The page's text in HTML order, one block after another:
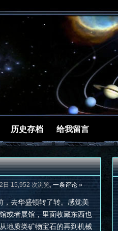
历史存档 给我留言
日 15,952 次浏览, 一条评论 »
去华盛顿转了转。感觉美
或者展馆，里面收藏东西也
地质类矿物宝石的再到机械